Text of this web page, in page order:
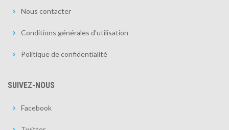
Nous contacter
Conditions générales d'utilisation
Politique de confidentialité
SUIVEZ-NOUS
Facebook